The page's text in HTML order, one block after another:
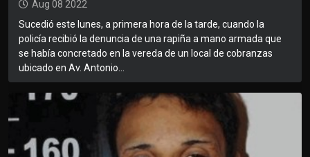
Aug 08 2022
Sucedió este lunes, a primera hora de la tarde, cuando la
policía recibió la denuncia de una rapiña a mano armada que
se había concretado en la vereda de un local de cobranzas
ubicado en Av. Antonio...